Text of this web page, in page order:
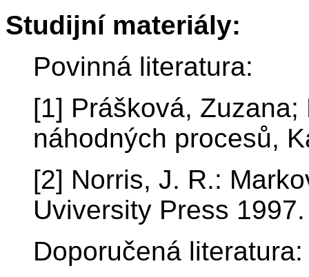
Studijní materiály:
Povinná literatura:
[1] Prášková,
náhodných procesů,
[2] Norris, J. R.:
Uviversity Press 1997.
Doporučená literatura: